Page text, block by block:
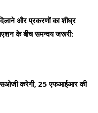
और प्रकरणों का शीघ्र
के बीच समन्वय जरूरी:
करेगी, 25 एफआईआर की